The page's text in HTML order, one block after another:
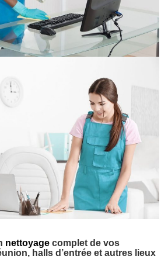
nettoyage complet de vos
halls d’entrée et autres lieux